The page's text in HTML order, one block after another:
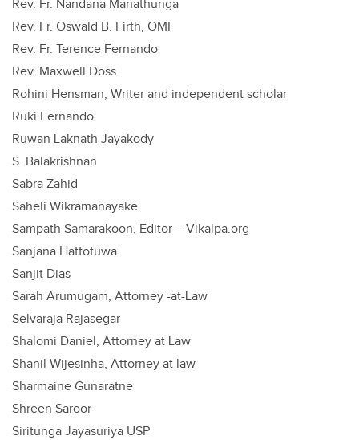
Rev. Fr. Nandana Manathunga
Rev. Fr. Oswald B. Firth, OMI
Rev. Fr. Terence Fernando
Rev. Maxwell Doss
Rohini Hensman, Writer and independent scholar
Ruki Fernando
Ruwan Laknath Jayakody
S. Balakrishnan
Sabra Zahid
Saheli Wikramanayake
Sampath Samarakoon, Editor – Vikalpa.org
Sanjana Hattotuwa
Sanjit Dias
Sarah Arumugam, Attorney -at-Law
Selvaraja Rajasegar
Shalomi Daniel, Attorney at Law
Shanil Wijesinha, Attorney at law
Sharmaine Gunaratne
Shreen Saroor
Siritunga Jayasuriya USP